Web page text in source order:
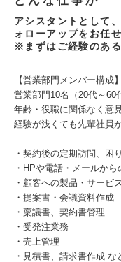
アシスタントとして
ォローアップをお任せ
※まずはご経験のあ
【営業部門メンバー構成】
営業部門10名（20代～60
年齢・役職に関係なく意
経験が浅くても先輩社員
・契約後の定期訪問、困
・HPや電話・メールか
・顧客への製品・サービ
・提案書・会議資料作成
・稟議書、契約書管理
・受発注業務
・売上管理
・見積書、請求書作成 な